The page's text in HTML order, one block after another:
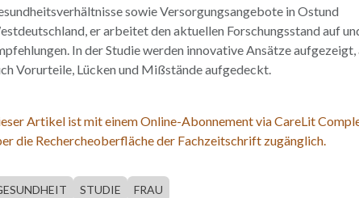
sowie Versorgungsangebote in Ostund
er arbeitet den aktuellen Forschungsstand auf
In der Studie werden innovative Ansätze
Vorurteile, Lücken und Mißstände aufgedeckt.
Artikel ist mit einem Online-Abonnement via CareLit
die Rechercheoberfläche der Fachzeitschrift zugänglich.
STUDIE FRAU